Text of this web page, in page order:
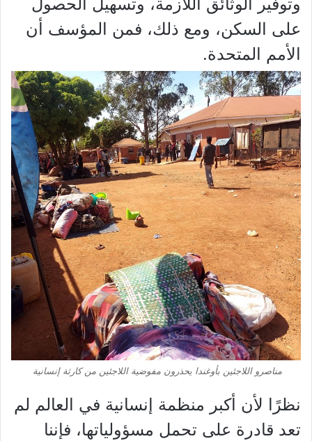
على السكن، ومع ذلك، فمن المؤسف أن
الأمم المتحدة.
مناصرو اللاجئين بأوغندا يحذرون مفوضية اللاجئين من كارثة إنسانية
نظرًا لأن أكبر منظمة إنسانية في العالم لم
تعد قادرة على تحمل مسؤولياتها، فإننا